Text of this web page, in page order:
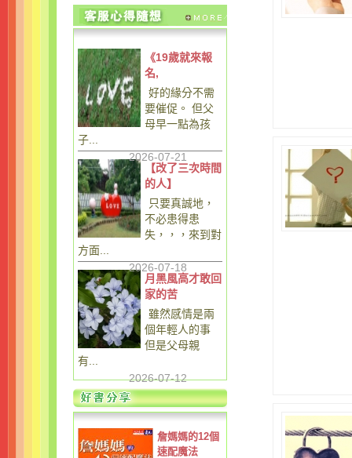
《19歲就來報
名,
好的緣分不需
要催促。 但父
母早一點為孩
子...
2026-07-21
【改了三次時間
的人】
只要真誠地，
不必患得患
失，，，來到對
方面...
2026-07-18
月黑風高才敢回
家的苦
雖然感情是兩
個年輕人的事
但是父母親
有...
2026-07-12
詹媽媽的12個
速配魔法